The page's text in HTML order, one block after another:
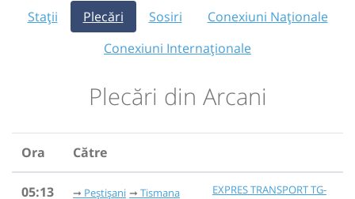
Stații Plecări Sosiri
Conexiuni Naționale
Conexiuni Internaționale
Plecări din Arcani
Ora Către
05:13
EXPRES TRANSPORT TG-
Peștișani
Tismana